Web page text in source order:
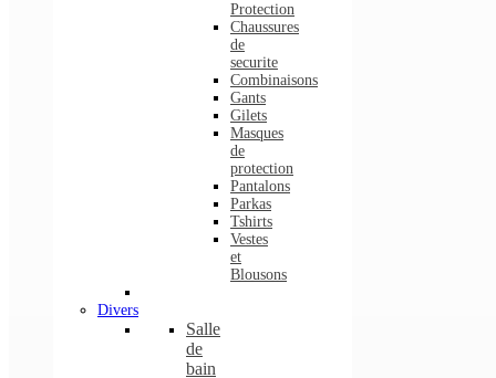
Protection
Chaussures
de
securite
Combinaisons
Gants
Gilets
Masques
de
protection
Pantalons
Parkas
Tshirts
Vestes
et
Blousons
Divers
Salle
de
bain